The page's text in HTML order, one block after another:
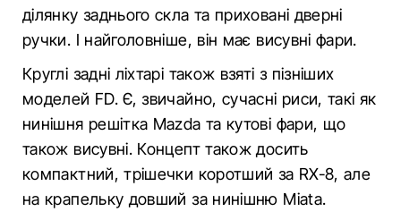
ділянку заднього скла та приховані дверні
ручки. І найголовніше, він має висувні фари.
Круглі задні ліхтарі також взяті з пізніших
моделей FD. Є, звичайно, сучасні риси, такі як
нинішня решітка Mazda та кутові фари, що
також висувні. Концепт також досить
компактний, трішечки коротший за RX-8, але
на крапельку довший за нинішню Miata.